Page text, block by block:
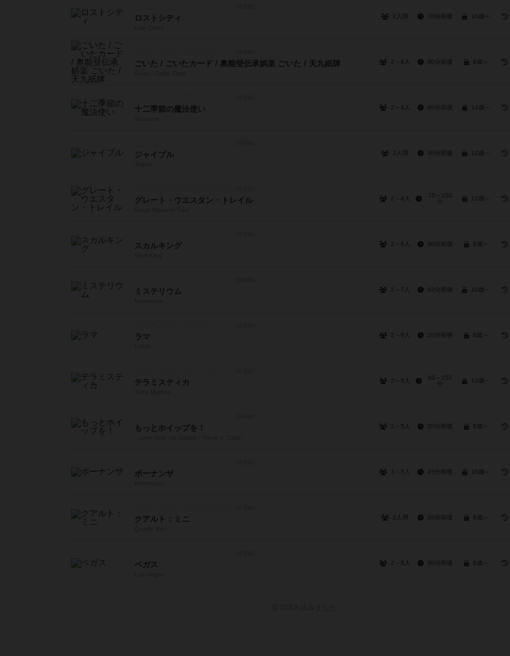
ロストシティ 2人用 30分前後 10歳～
ごいた / ごいたカード / 奥能登伝承娯楽 ごいた / 天九紙牌 3～4人 30分前後 8歳～
十二季節の魔法使い 2～4人 60分前後 14歳～
ジャイプル 2人用 30分前後 12歳～
グレート・ウエスタン・トレイル 2～4人
75～150
分
12歳～
スカルキング 2～6人 30分前後 8歳～
ミステリウム 2～7人 42分前後 10歳～
ラマ 2～6人 20分前後 8歳～
テラミスティカ 2～5人
60～150
分
12歳～
もっとホイップを！ 2～5人 20分前後 8歳～
ボーナンザ 3～5人 45分前後 10歳～
クアルト：ミニ 2人用 20分前後 6歳～
ベガス 2～5人 30分前後 8歳～